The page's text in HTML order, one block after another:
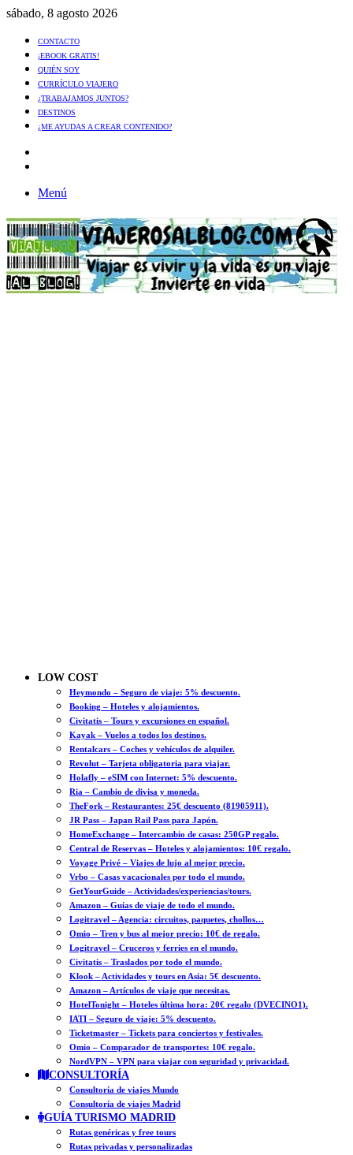
sábado, 8 agosto 2026
CONTACTO
¡EBOOK GRATIS!
QUIÉN SOY
CURRÍCULO VIAJERO
¿TRABAJAMOS JUNTOS?
DESTINOS
¿ME AYUDAS A CREAR CONTENIDO?
Menú
LOW COST
Heymondo – Seguro de viaje: 5% descuento.
Booking – Hoteles y alojamientos.
Civitatis – Tours y excursiones en español.
Kayak – Vuelos a todos los destinos.
Rentalcars – Coches y vehículos de alquiler.
Revolut – Tarjeta obligatoria para viajar.
Holafly – eSIM con Internet: 5% descuento.
Ria – Cambio de divisa y moneda.
TheFork – Restaurantes: 25€ descuento (81905911).
JR Pass – Japan Rail Pass para Japón.
HomeExchange – Intercambio de casas: 250GP regalo.
Central de Reservas – Hoteles y alojamientos: 10€ regalo.
Voyage Privé – Viajes de lujo al mejor precio.
Vrbo – Casas vacacionales por todo el mundo.
GetYourGuide – Actividades/experiencias/tours.
Amazon – Guías de viaje de todo el mundo.
Logitravel – Agencia: circuitos, paquetes, chollos…
Omio – Tren y bus al mejor precio: 10€ de regalo.
Logitravel – Cruceros y ferries en el mundo.
Civitatis – Traslados por todo el mundo.
Klook – Actividades y tours en Asia: 5€ descuento.
Amazon – Artículos de viaje que necesitas.
HotelTonight – Hoteles última hora: 20€ regalo (DVECINO1).
IATI – Seguro de viaje: 5% descuento.
Ticketmaster – Tickets para conciertos y festivales.
Omio – Comparador de transportes: 10€ regalo.
NordVPN – VPN para viajar con seguridad y privacidad.
CONSULTORÍA
Consultoría de viajes Mundo
Consultoría de viajes Madrid
GUÍA TURISMO MADRID
Rutas genéricas y free tours
Rutas privadas y personalizadas